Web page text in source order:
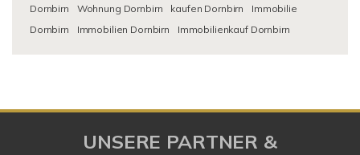
Dornbirn
Wohnung Dornbirn kaufen Dornbirn
Immobilie
Dornbirn
Immobilien Dornbirn Immobilienkauf Dornbirn
UNSERE PARTNER &